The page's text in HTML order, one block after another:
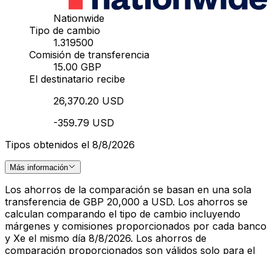
Nationwide
Tipo de cambio
1.319500
Comisión de transferencia
15.00 GBP
El destinatario recibe
26,370.20 USD
-359.79 USD
Tipos obtenidos el 8/8/2026
Más información
Los ahorros de la comparación se basan en una sola
transferencia de GBP 20,000 a USD. Los ahorros se
calculan comparando el tipo de cambio incluyendo
márgenes y comisiones proporcionados por cada banco
y Xe el mismo día 8/8/2026. Los ahorros de
comparación proporcionados son válidos solo para el